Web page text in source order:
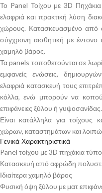
Το Panel Τοίχου με 3D
ελαφριά και πρακτική λύση
χώρους. Κατασκευασμένο από
σύγχρονη αισθητική με έντονο
χαμηλό βάρος.
Τα panels τοποθετούνται σε
εμφανείς ενώσεις,
ελαφριά κατασκευή τους
κόλλα, ενώ μπορούν να
επιφάνειες ξύλου ή γυψοσανίδας.
Είναι κατάλληλα για τοίχους
χώρων, καταστημάτων και
Γενικά Χαρακτηριστικά
Panel τοίχου με 3D πηχάκια
Κατασκευή από αφρώδη
Ιδιαίτερα χαμηλό βάρος
Φυσική όψη ξύλου με ματ